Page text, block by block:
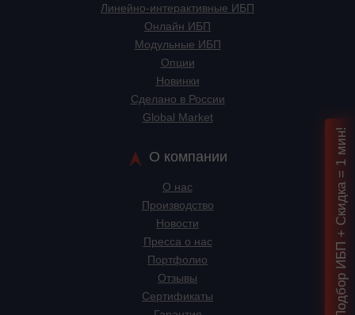
Линейно-интерактивные ИБП
Онлайн ИБП
Модульные ИБП
Опции
Новинки
Сделано в России
Global Market
О компании
О нас
Производство
Новости
Пресса о нас
Портфолио
Отзывы
Сертификаты
Подбор ИБП + Скидка = 1 мин!